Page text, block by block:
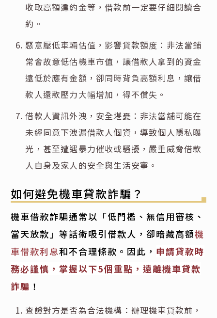
收取高額違約金等，借款前一定要仔細閱讀合
約。
惡意壓低車輛估值，影響貸款額度：非法當鋪
常會故意低估機車市值，讓借款人拿到的資金
遠低於應有金額，卻同時背負高額利息，讓借
款人還款壓力大幅增加，得不償失。
借款人資訊外洩，安全堪憂：非法當舖可能在
未經同意下洩漏借款人個資，導致個人隱私曝
光，甚至遭遇暴力催收或騷擾，嚴重威脅借款
人自身及家人的安全與生活安寧。
如何避免機車貸款詐騙？
機車借款詐騙通常以「低門檻、無信用審核、
當天放款」等話術吸引借款人，卻暗藏高額機
車借款利息和不合理條款。因此， 申請貸款時
務必謹慎，掌握以下5個重點，遠離機車貸款
詐騙 ！
查證對方是否為合法機構：辦理機車貸款前，